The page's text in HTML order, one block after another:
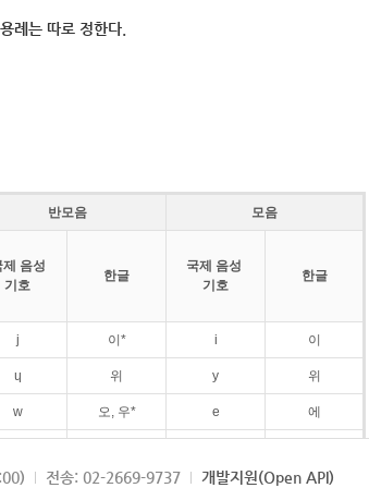
례는 따로 정한다.
반모음 모음
제 음성
기호
한글
국제 음성
기호
한글
j 이* i 이
ɥ 위 y 위
w 오, 우* e 에
ɛ 에
전송: 02-2669-9737 개발지원(Open API)